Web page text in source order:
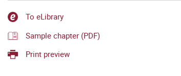
To eLibrary
Sample chapter (PDF)
Print preview